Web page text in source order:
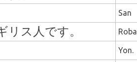
San
リス人です。
Yon.